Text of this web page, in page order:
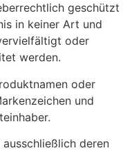
geschützt
in keiner Art und
oder
werden.
oder
und
deren